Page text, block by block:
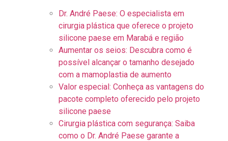
Dr. André Paese: O especialista em
cirurgia plástica que oferece o projeto
silicone paese em Marabá e região
Aumentar os seios: Descubra como é
possível alcançar o tamanho desejado
com a mamoplastia de aumento
Valor especial: Conheça as vantagens do
pacote completo oferecido pelo projeto
silicone paese
Cirurgia plástica com segurança: Saiba
como o Dr. André Paese garante a